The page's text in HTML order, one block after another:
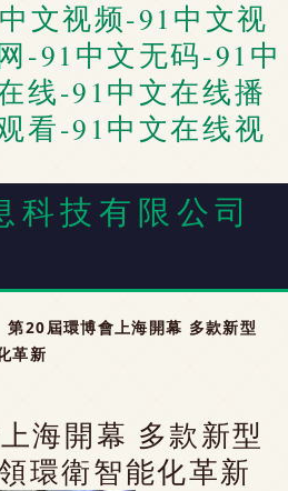
文视频-91中文视
-91中文无码-91中
线-91中文在线播
看-91中文在线视
科技有限公司
第20屆環博會上海開幕 多款新型
革新
海開幕 多款新型
環衛智能化革新